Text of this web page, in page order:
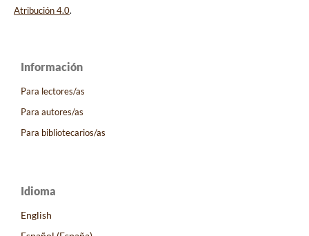
Atribución 4.0.
Información
Para lectores/as
Para autores/as
Para bibliotecarios/as
Idioma
English